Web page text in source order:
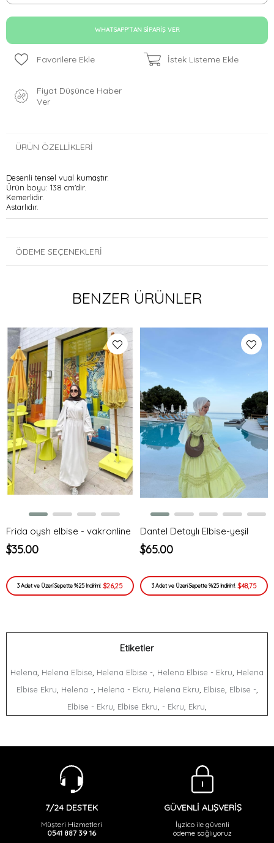
WHATSAPP'TAN SIPARIŞ VER
Favorilere Ekle İstek Listeme Ekle
Fiyat Düşünce Haber
Ver
ÜRÜN ÖZELLIKLERI
Desenli tensel vual kumaştır.
Ürün boyu: 138 cm'dir.
Kemerlidir.
Astarlıdır.
ÖDEME SEÇENEKLERI
BENZER ÜRÜNLER
Frida oysh elbise - vakronline
$35.00
3 Adet ve Üzeri Sepette %25 İndirim! $26,25
Dantel Detaylı Elbise-yeşil
$65.00
3 Adet ve Üzeri Sepette %25 İndirim! $48,75
Etiketler
Helena, Helena Elbise, Helena Elbise -, Helena Elbise - Ekru, Helena
Elbise Ekru, Helena -, Helena - Ekru, Helena Ekru, Elbise, Elbise -,
Elbise - Ekru, Elbise Ekru, - Ekru, Ekru,
7/24 DESTEK
Müşteri Hizmetleri
0541 887 39 16
GÜVENLİ ALIŞVERİŞ
İyzico ile güvenli
ödeme sağlıyoruz